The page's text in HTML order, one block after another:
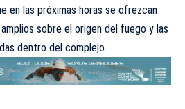
en las próximas horas se ofrezcan
sobre el origen del fuego y las
dentro del complejo.